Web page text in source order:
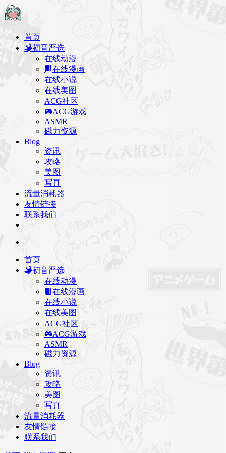
首页
初音严选
在线动漫
在线漫画
在线小说
在线美图
ACG社区
ACG游戏
ASMR
磁力资源
Blog
资讯
攻略
美图
写真
流量消耗器
友情链接
联系我们
首页
初音严选
在线动漫
在线漫画
在线小说
在线美图
ACG社区
ACG游戏
ASMR
磁力资源
Blog
资讯
攻略
美图
写真
流量消耗器
友情链接
联系我们